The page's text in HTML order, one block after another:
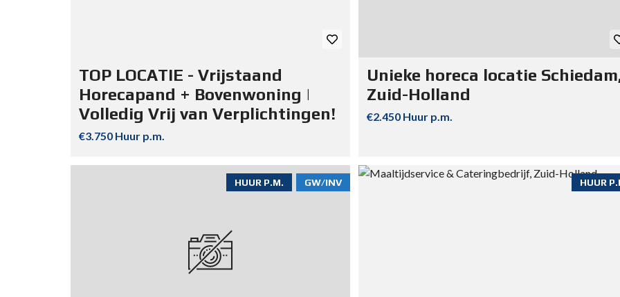
TOP LOCATIE - Vrijstaand
Horecapand + Bovenwoning |
Volledig Vrij van Verplichtingen!
€3.750 Huur p.m.
Unieke horeca locatie
Zuid-Holland
€2.450 Huur p.m.
GW/INV
HUUR P.M. HUUR